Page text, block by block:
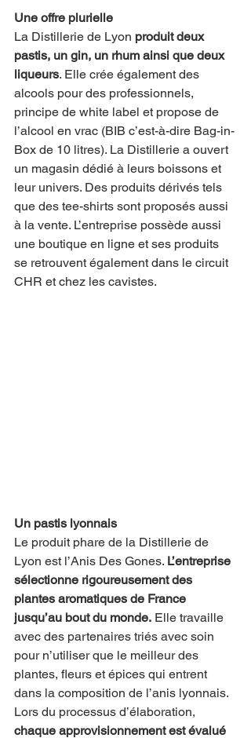
Une offre plurielle
La Distillerie de Lyon produit deux
pastis, un gin, un rhum ainsi que deux
liqueurs. Elle crée également des
alcools pour des professionnels,
principe de white label et propose de
l’alcool en vrac (BIB c’est-à-dire Bag-in-
Box de 10 litres). La Distillerie a ouvert
un magasin dédié à leurs boissons et
leur univers. Des produits dérivés tels
que des tee-shirts sont proposés aussi
à la vente. L’entreprise possède aussi
une boutique en ligne et ses produits
se retrouvent également dans le circuit
CHR et chez les cavistes.
Un pastis lyonnais
Le produit phare de la Distillerie de
Lyon est l’Anis Des Gones. L’entreprise
sélectionne rigoureusement des
plantes aromatiques de France
jusqu’au bout du monde. Elle travaille
avec des partenaires triés avec soin
pour n’utiliser que le meilleur des
plantes, fleurs et épices qui entrent
dans la composition de l’anis lyonnais.
Lors du processus d’élaboration,
chaque approvisionnement est évalué